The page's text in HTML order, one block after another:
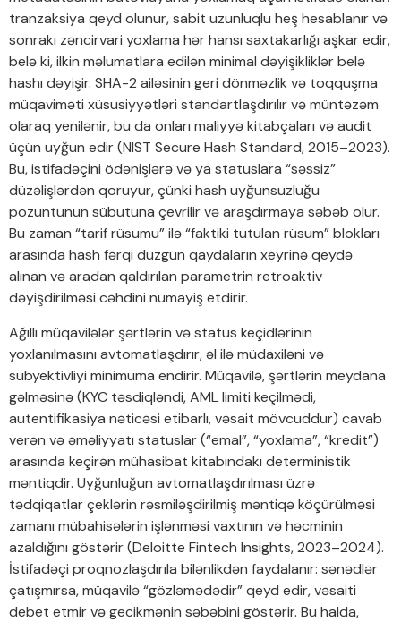
tranzaksiya qeyd olunur, sabit uzunluqlu heş hesablanır və
sonrakı zəncirvari yoxlama hər hansı saxtakarlığı aşkar edir,
belə ki, ilkin məlumatlara edilən minimal dəyişikliklər belə
hashı dəyişir. SHA-2 ailəsinin geri dönməzlik və toqquşma
müqaviməti xüsusiyyətləri standartlaşdırılır və müntəzəm
olaraq yenilənir, bu da onları maliyyə kitabçaları və audit
üçün uyğun edir (NIST Secure Hash Standard, 2015–2023).
Bu, istifadəçini ödənişlərə və ya statuslara “səssiz”
düzəlişlərdən qoruyur, çünki hash uyğunsuzluğu
pozuntunun sübutuna çevrilir və araşdırmaya səbəb olur.
Bu zaman “tarif rüsumu” ilə “faktiki tutulan rüsum” blokları
arasında hash fərqi düzgün qaydaların xeyrinə qeydə
alınan və aradan qaldırılan parametrin retroaktiv
dəyişdirilməsi cəhdini nümayiş etdirir.
Ağıllı müqavilələr şərtlərin və status keçidlərinin
yoxlanılmasını avtomatlaşdırır, əl ilə müdaxiləni və
subyektivliyi minimuma endirir. Müqavilə, şərtlərin meydana
gəlməsinə (KYC təsdiqləndi, AML limiti keçilmədi,
autentifikasiya nəticəsi etibarlı, vəsait mövcuddur) cavab
verən və əməliyyatı statuslar (“emal”, “yoxlama”, “kredit”)
arasında keçirən mühasibat kitabındakı deterministik
məntiqdir. Uyğunluğun avtomatlaşdırılması üzrə
tədqiqatlar çeklərin rəsmiləşdirilmiş məntiqə köçürülməsi
zamanı mübahisələrin işlənməsi vaxtının və həcminin
azaldığını göstərir (Deloitte Fintech Insights, 2023–2024).
İstifadəçi proqnozlaşdırıla bilənlikdən faydalanır: sənədlər
çatışmırsa, müqavilə “gözləmədədir” qeyd edir, vəsaiti
debet etmir və gecikmənin səbəbini göstərir. Bu halda,